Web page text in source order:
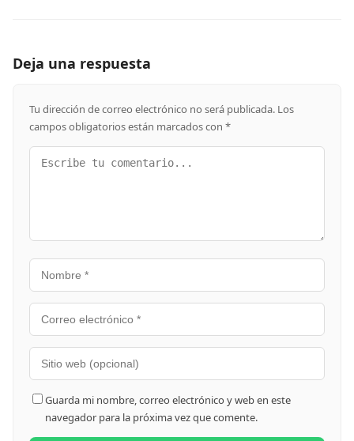
Deja una respuesta
Tu dirección de correo electrónico no será publicada. Los
campos obligatorios están marcados con *
Guarda mi nombre, correo electrónico y web en este
navegador para la próxima vez que comente.